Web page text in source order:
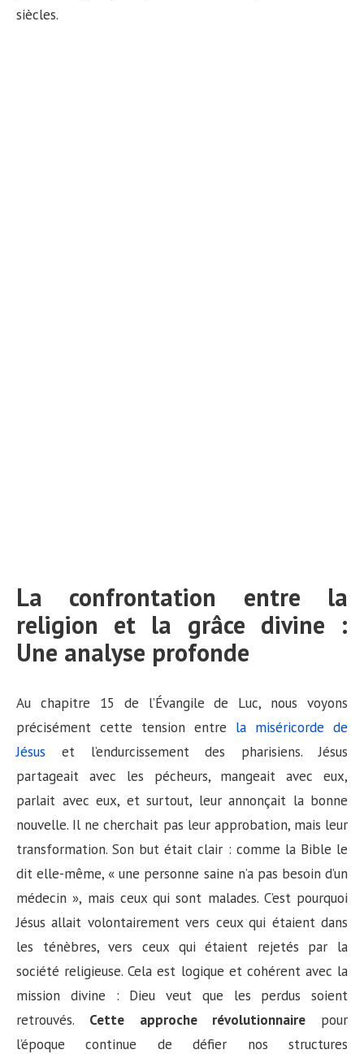
siècles.
La confrontation entre la
religion et la grâce divine :
Une analyse profonde
Au chapitre 15 de l’Évangile de Luc, nous voyons
précisément cette tension entre la miséricorde de
Jésus et l’endurcissement des pharisiens. Jésus
partageait avec les pécheurs, mangeait avec eux,
parlait avec eux, et surtout, leur annonçait la bonne
nouvelle. Il ne cherchait pas leur approbation, mais leur
transformation. Son but était clair : comme la Bible le
dit elle-même, « une personne saine n’a pas besoin d’un
médecin », mais ceux qui sont malades. C’est pourquoi
Jésus allait volontairement vers ceux qui étaient dans
les ténèbres, vers ceux qui étaient rejetés par la
société religieuse. Cela est logique et cohérent avec la
mission divine : Dieu veut que les perdus soient
retrouvés. Cette approche révolutionnairepour
l’époque continue de défier nos structures